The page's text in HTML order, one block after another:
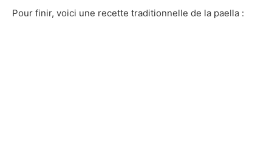
Pour finir, voici une recette traditionnelle de la paella :